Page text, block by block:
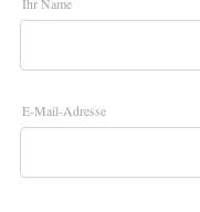
E-Mail-Adresse